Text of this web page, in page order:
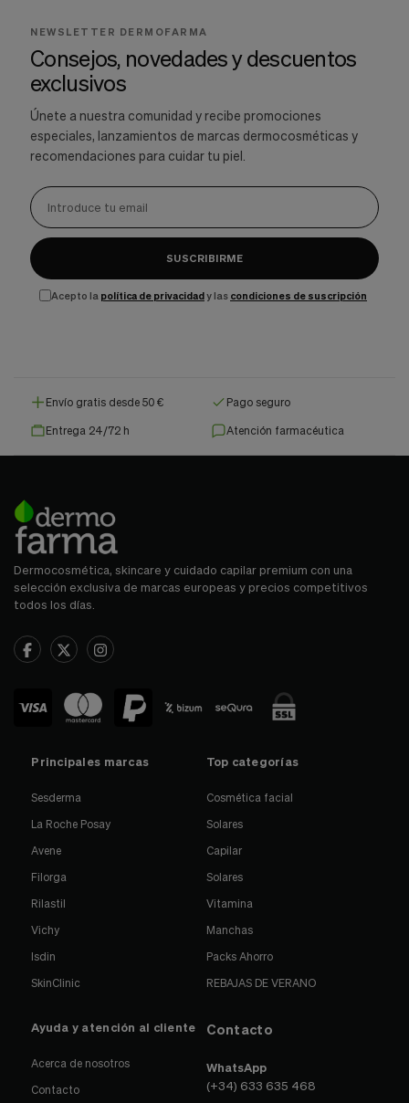
NEWSLETTER DERMOFARMA
Consejos, novedades y descuentos
exclusivos
Únete a nuestra comunidad y recibe promociones
especiales, lanzamientos de marcas dermocosméticas y
recomendaciones para cuidar tu piel.
SUSCRIBIRME
Acepto la política de privacidady las condiciones de suscripción
Envío gratis desde 50 € Pago seguro
Entrega 24/72 h Atención farmacéutica
Dermocosmética, skincare y cuidado capilar premium con una
selección exclusiva de marcas europeas y precios competitivos
todos los días.
Principales marcas
Sesderma
La Roche Posay
Avene
Filorga
Rilastil
Vichy
Isdin
SkinClinic
Top categorías
Cosmética facial
Solares
Capilar
Solares
Vitamina
Manchas
Packs Ahorro
REBAJAS DE VERANO
Ayuda y atención al cliente
Acerca de nosotros
Contacto
Contacto
WhatsApp
(+34) 633 635 468